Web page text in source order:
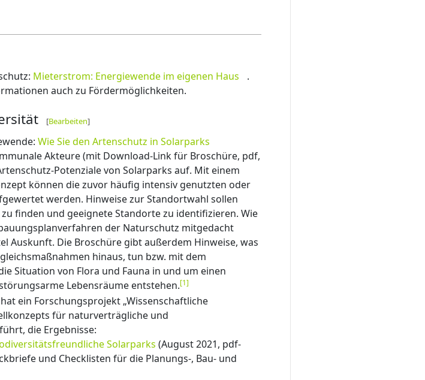
Mieterstrom: Energiewende im eigenen Haus
.
auch zu Fördermöglichkeiten.
[Bearbeiten]
Wie Sie den Artenschutz in Solarparks
Akteure (mit Download-Link für Broschüre, pdf,
Potenziale von Solarparks auf. Mit einem
können die zuvor häufig intensiv genutzten oder
werden. Hinweise zur Standortwahl sollen
finden und geeignete Standorte zu identifizieren. Wie
der Naturschutz mitgedacht
Auskunft. Die Broschüre gibt außerdem Hinweise, was
hinaus, tun bzw. mit dem
Situation von Flora und Fauna in und um einen
Lebensräume entstehen.[1]
ein Forschungsprojekt „Wissenschaftliche
für naturverträgliche und
die Ergebnisse:
Solarparks (August 2021, pdf-
und Checklisten für die Planungs-, Bau- und